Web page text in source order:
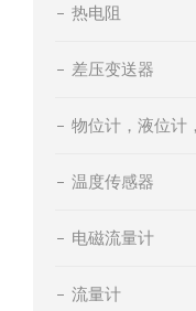
热电阻
差压变送器
物位计，液位计
温度传感器
电磁流量计
流量计